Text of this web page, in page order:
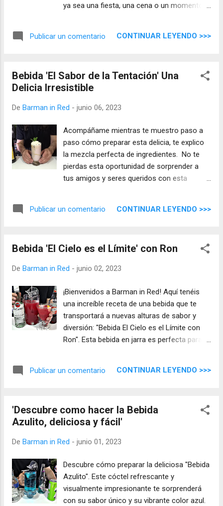
ya sea una fiesta, una cena o un momento
Publicar un comentario CONTINUAR LEYENDO >>>
Bebida 'El Sabor de la Tentación' Una
Delicia Irresistible
De Barman in Red - junio 06, 2023
Acompáñame mientras te muestro paso a
paso cómo preparar esta delicia, te explico
la mezcla perfecta de ingredientes. No te
pierdas esta oportunidad de sorprender a
tus amigos y seres queridos con esta
Publicar un comentario CONTINUAR LEYENDO >>>
Bebida 'El Cielo es el Límite' con Ron
De Barman in Red - junio 02, 2023
¡Bienvenidos a Barman in Red! Aquí tenéis
una increíble receta de una bebida que te
transportará a nuevas alturas de sabor y
diversión: "Bebida El Cielo es el Límite con
Ron". Esta bebida en jarra es perfecta para
Publicar un comentario CONTINUAR LEYENDO >>>
'Descubre como hacer la Bebida
Azulito, deliciosa y fácil'
De Barman in Red - junio 01, 2023
Descubre cómo preparar la deliciosa "Bebida
Azulito". Este cóctel refrescante y
visualmente impresionante te sorprenderá
con su sabor único y su vibrante color azul.